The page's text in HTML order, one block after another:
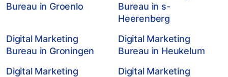
Bureau in Groenlo
Bureau in s-
Heerenberg
Digital Marketing
Bureau in Groningen
Digital Marketing
Bureau in Heukelum
Digital Marketing
Digital Marketing